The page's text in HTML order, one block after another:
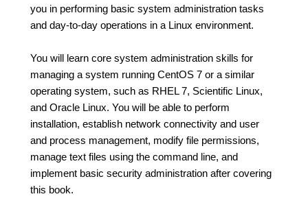
you in performing basic system administration tasks
and day-to-day operations in a Linux environment.
You will learn core system administration skills for
managing a system running CentOS 7 or a similar
operating system, such as RHEL 7, Scientific Linux,
and Oracle Linux. You will be able to perform
installation, establish network connectivity and user
and process management, modify file permissions,
manage text files using the command line, and
implement basic security administration after covering
this book.